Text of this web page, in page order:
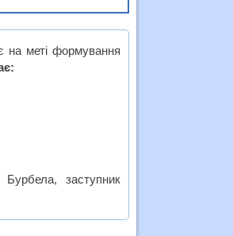
на меті формування
Бурбела, заступник